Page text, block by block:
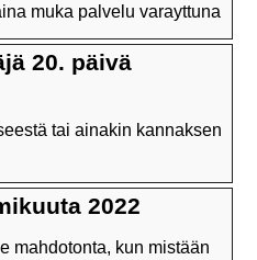
muka palvelu varayttuna
20. päivä
tai ainakin kannaksen
2022
mahdotonta, kun mistään